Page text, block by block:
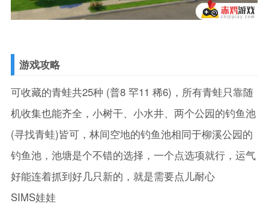
游戏攻略
可收藏的青蛙共25种 (普8 罕11 稀6)，所有青蛙只靠随
机收集也能齐全，小树干、小水井、两个公园的钓鱼池
(寻找青蛙)皆可，林间空地的钓鱼池相同于柳溪公园的
钓鱼池，池塘是个不错的选择，一个点选项就行，运气
好能连着抓到好几只新的，就是需要点儿耐心
SIMS娃娃